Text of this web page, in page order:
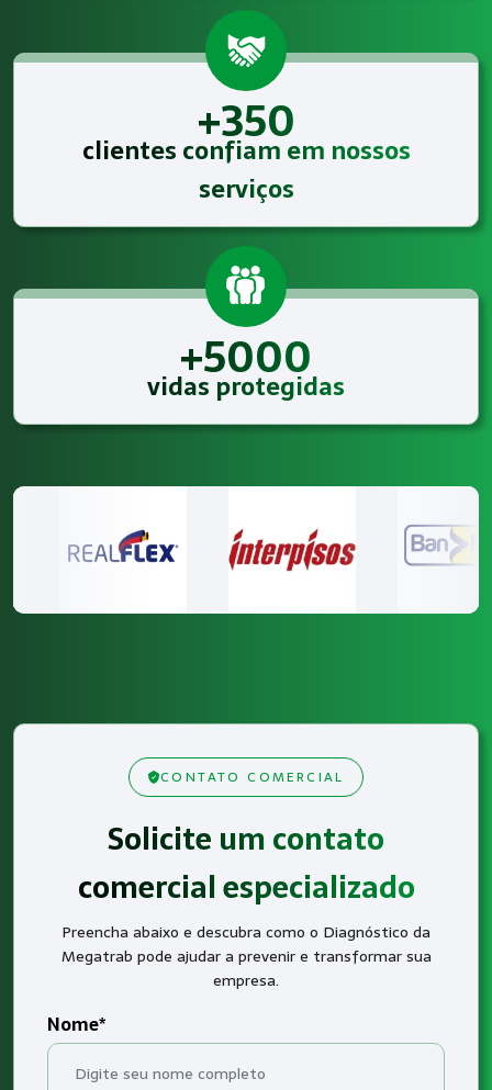
+350
clientes confiam em nossos
serviços
+5000
vidas protegidas
CONTATO COMERCIAL
Solicite um contato
comercial especializado
Preencha abaixo e descubra como o Diagnóstico da
Megatrab pode ajudar a prevenir e transformar sua
empresa.
Nome*